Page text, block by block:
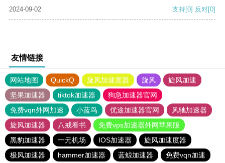
2024-09-02
支持[0] 反对[0]
友情链接
网站地图 QuickQ 旋风加速度器 旋风
旋风加速
坚果加速器
tiktok加速器
狗急加速器官网
免费vqn外网加速
小蓝鸟 优途加速器官网
风驰加速器
旋风加速器
八戒看书
免费vps加速器外网苹果版
黑豹加速器
一元机场 IOS加速器
旋风加速度器
极风加速器
hammer加速器 蓝鲸加速器 免费vqn加速